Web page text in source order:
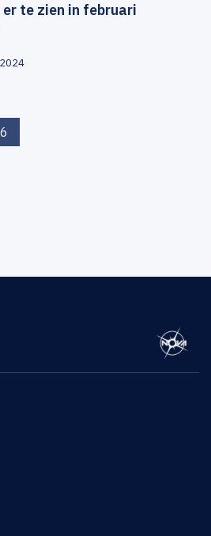
te zien in februari
6